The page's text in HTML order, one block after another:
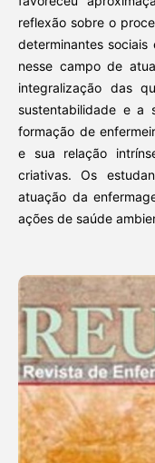
reflexão sobre o
determinantes
nesse campo de
integralização das
sustentabilidade e a
formação de
e sua relação
criativas. Os
atuação da
ações de saúde